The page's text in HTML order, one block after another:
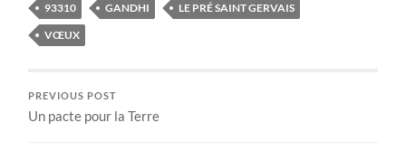
93310 GANDHI
LE PRÉ SAINT GERVAIS
VŒUX
PREVIOUS POST
Un pacte pour la Terre